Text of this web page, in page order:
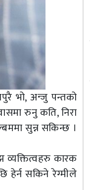
भो, अन्जु पन्तको
रुनु कति, निरा
सुन्न सकिन्छ ।
व्यक्तित्वहरु कारक
हेर्न सकिने रेग्मीले